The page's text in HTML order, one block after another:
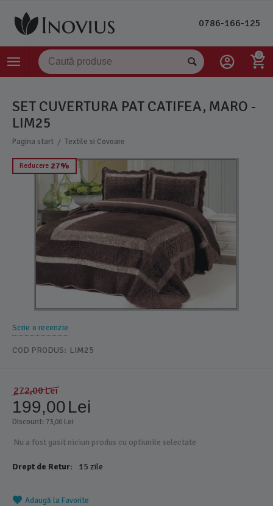
0786-166-125
0
SET CUVERTURA PAT CATIFEA, MARO -
LIM25
Pagina start / Textile si Covoare
Reducere 27%
Scrie o recenzie
COD PRODUS: LIM25
272,00Lei
199,00Lei
Discount: 73,00 Lei
Nu a fost gasit niciun produs cu optiunile selectate
Drept de Retur: 15 zile
Adaugă la Favorite